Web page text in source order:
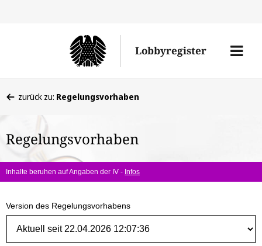
Lobbyregister
Menü
befinden
hier:
zurück zu: Regelungsvorhaben
Regelungsvorhaben
Inhalte beruhen auf Angaben der IV - Infos
Version des Regelungsvorhabens